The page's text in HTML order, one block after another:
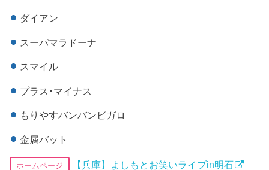
ダイアン
スーパマラドーナ
スマイル
プラス･マイナス
もりやすバンバンビガロ
金属バット
ホームページ 【兵庫】よしもとお笑いライブin明石